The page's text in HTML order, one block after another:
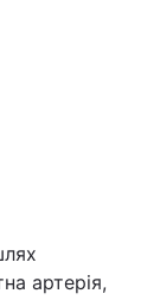
артерія,